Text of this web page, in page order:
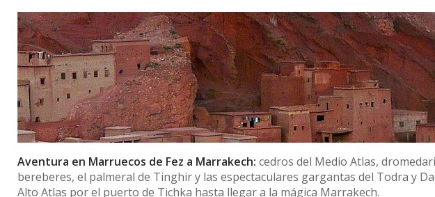
Aventura en Marruecos de Fez a Marrakech: cedros del Medio Atlas,
bereberes, el palmeral de Tinghir y las espectaculares gargantas del Todra y
Alto Atlas por el puerto de Tichka hasta llegar a la mágica Marrakech.